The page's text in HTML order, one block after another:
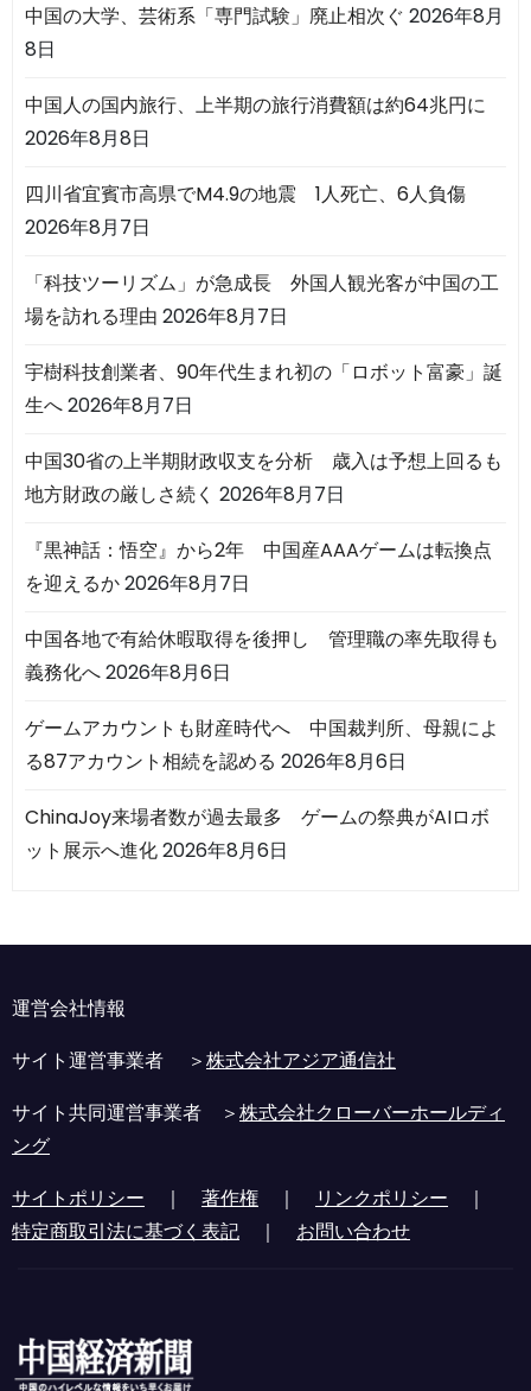
中国の大学、芸術系「専門試験」廃止相次ぐ 2026年8月
8日
中国人の国内旅行、上半期の旅行消費額は約64兆円に
2026年8月8日
四川省宜賓市高県でM4.9の地震 1人死亡、6人負傷
2026年8月7日
「科技ツーリズム」が急成長 外国人観光客が中国の工
場を訪れる理由 2026年8月7日
宇樹科技創業者、90年代生まれ初の「ロボット富豪」誕
生へ2026年8月7日
中国30省の上半期財政収支を分析 歳入は予想上回るも
地方財政の厳しさ続く 2026年8月7日
『黒神話：悟空』から2年 中国産AAAゲームは転換点
を迎えるか2026年8月7日
中国各地で有給休暇取得を後押し 管理職の率先取得も
義務化へ2026年8月6日
ゲームアカウントも財産時代へ 中国裁判所、母親によ
る87アカウント相続を認める 2026年8月6日
ChinaJoy来場者数が過去最多 ゲームの祭典がAIロボ
ット展示へ進化2026年8月6日
運営会社情報
サイト運営事業者 ＞株式会社アジア通信社
サイト共同運営事業者 ＞株式会社クローバーホールディ
ング
サイトポリシー ｜ 著作権 ｜ リンクポリシー ｜
特定商取引法に基づく表記 ｜ お問い合わせ